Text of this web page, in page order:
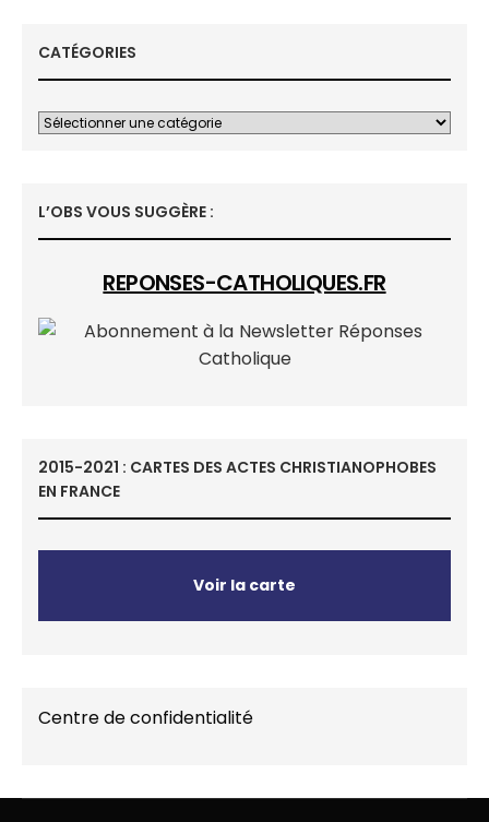
CATÉGORIES
L’OBS VOUS SUGGÈRE :
REPONSES-CATHOLIQUES.FR
2015-2021 : CARTES DES ACTES CHRISTIANOPHOBES
EN FRANCE
Voir la carte
Centre de confidentialité